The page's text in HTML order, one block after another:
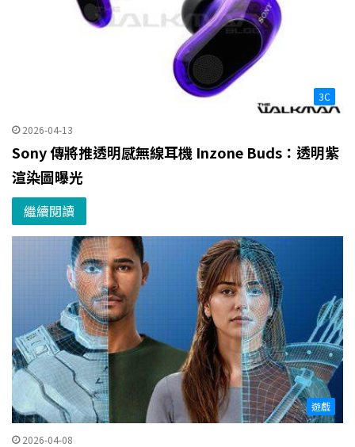
3C
2026-04-13
Sony 傳將推透明感無線耳機 Inzone Buds：透明紫
渲染圖曝光
繼續閱讀
遊戲
2026-04-08